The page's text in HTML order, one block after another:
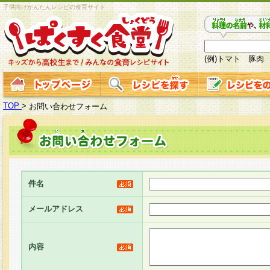
子供向けかんたんレシピの食育サイト
(例)トマト 豚肉
TOP > お問い合わせフォーム
件名
メールアドレス
内容